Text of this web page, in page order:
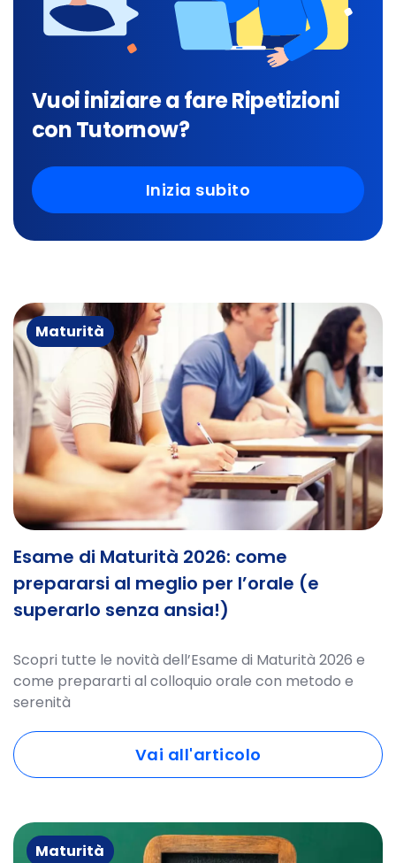
Vuoi iniziare a fare Ripetizioni
con Tutornow?
Inizia subito
Maturità
Esame di Maturità 2026: come
prepararsi al meglio per l’orale (e
superarlo senza ansia!)
Scopri tutte le novità dell’Esame di Maturità 2026 e
come prepararti al colloquio orale con metodo e
serenità
Vai all'articolo
Maturità